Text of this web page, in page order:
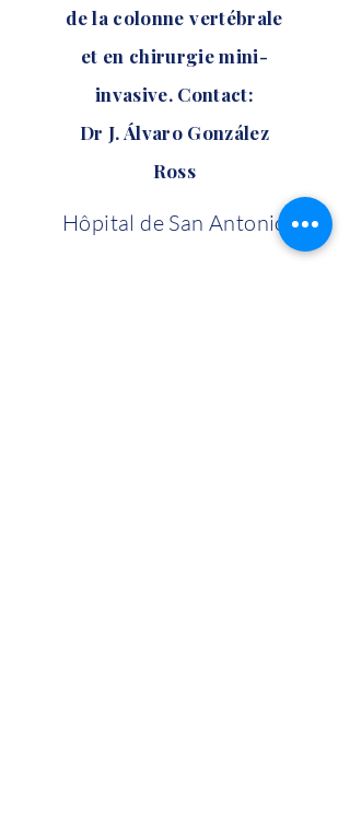
de la colonne vertébrale
et en chirurgie mini-
invasive. Contact:
Dr J. Álvaro González
Ross
Hôpital de San Antonio